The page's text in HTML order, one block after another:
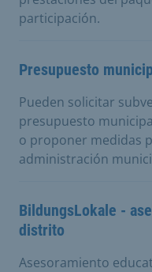
participación.
Presupuesto
Pueden solicitar
presupuesto
o proponer medidas
administración
BildungsLokale -
distrito
Asesoramiento